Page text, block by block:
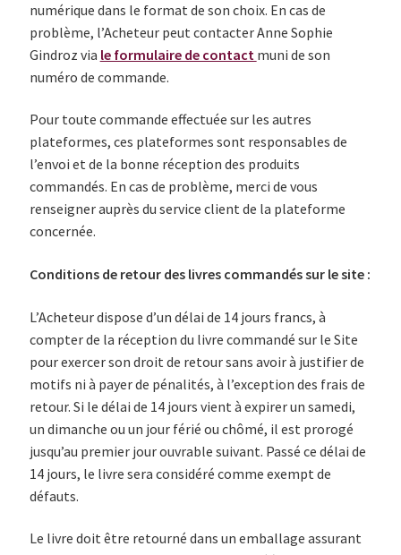
numérique dans le format de son choix. En cas de
problème, l’Acheteur peut contacter Anne Sophie
Gindroz via le formulaire de contact muni de son
numéro de commande.
Pour toute commande effectuée sur les autres
plateformes, ces plateformes sont responsables de
l’envoi et de la bonne réception des produits
commandés. En cas de problème, merci de vous
renseigner auprès du service client de la plateforme
concernée.
Conditions de retour des livres commandés sur le site :
L’Acheteur dispose d’un délai de 14 jours francs, à
compter de la réception du livre commandé sur le Site
pour exercer son droit de retour sans avoir à justifier de
motifs ni à payer de pénalités, à l’exception des frais de
retour. Si le délai de 14 jours vient à expirer un samedi,
un dimanche ou un jour férié ou chômé, il est prorogé
jusqu’au premier jour ouvrable suivant. Passé ce délai de
14 jours, le livre sera considéré comme exempt de
défauts.
Le livre doit être retourné dans un emballage assurant